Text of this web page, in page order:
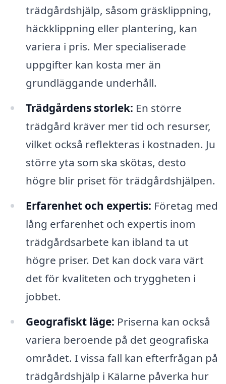
trädgårdshjälp, såsom gräsklippning,
häckklippning eller plantering, kan
variera i pris. Mer specialiserade
uppgifter kan kosta mer än
grundläggande underhåll.
Trädgårdens storlek: En större
trädgård kräver mer tid och resurser,
vilket också reflekteras i kostnaden. Ju
större yta som ska skötas, desto
högre blir priset för trädgårdshjälpen.
Erfarenhet och expertis: Företag med
lång erfarenhet och expertis inom
trädgårdsarbete kan ibland ta ut
högre priser. Det kan dock vara värt
det för kvaliteten och tryggheten i
jobbet.
Geografiskt läge: Priserna kan också
variera beroende på det geografiska
området. I vissa fall kan efterfrågan på
trädgårdshjälp i Kälarne påverka hur